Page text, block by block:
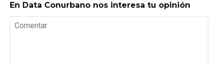
En Data Conurbano nos interesa tu opinión